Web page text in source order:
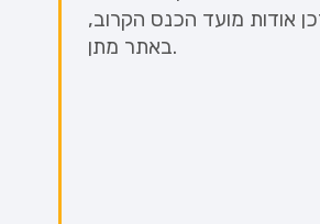
אודות מועד הכנס הקרוב,
באתר מתן.